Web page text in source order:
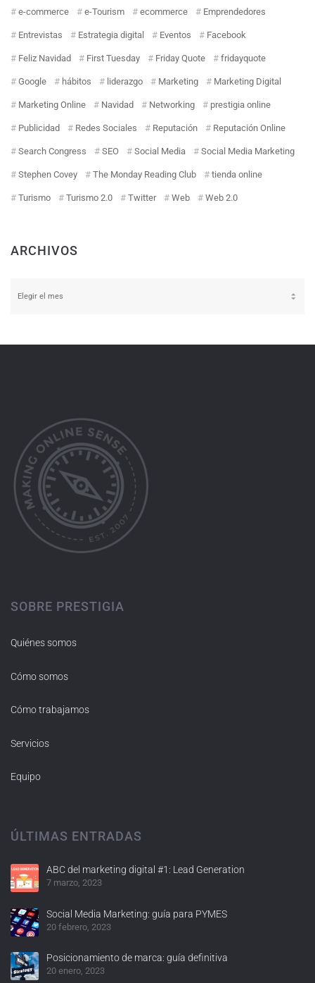
e-commerce e-Tourism ecommerce Emprendedores
Entrevistas Estrategia digital Eventos Facebook
Feliz Navidad First Tuesday Friday Quote fridayquote
Google hábitos liderazgo Marketing Marketing Digital
Marketing Online Navidad Networking prestigia online
Publicidad Redes Sociales Reputación Reputación Online
Search Congress SEO Social Media Social Media Marketing
Stephen Covey The Monday Reading Club tienda online
Turismo Turismo 2.0 Twitter Web Web 2.0
ARCHIVOS
SOBRE PRESTIGIA
Quiénes somos
Cómo somos
Cómo trabajamos
Servicios
Equipo
ÚLTIMAS ENTRADAS
ABC del marketing digital #1: Lead Generation
7 marzo, 2023
Social Media Marketing: guía para PYMES
20 febrero, 2023
Posicionamiento de marca: guía definitiva
20 enero, 2023